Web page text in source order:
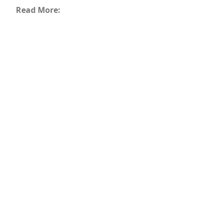
Read More: